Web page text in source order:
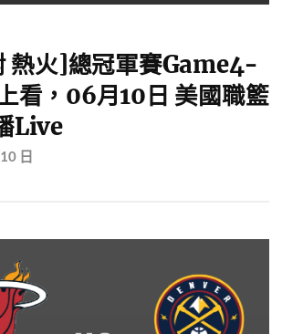
熱火]總冠軍賽Game4-
看，06月10日 美國職籃
Live
日